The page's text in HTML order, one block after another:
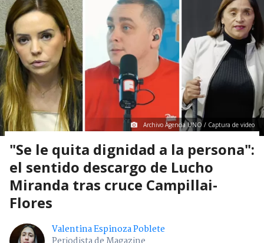
Archivo Agencia UNO / Captura de video
"Se le quita dignidad a la persona":
el sentido descargo de Lucho
Miranda tras cruce Campillai-
Flores
Valentina Espinoza Poblete